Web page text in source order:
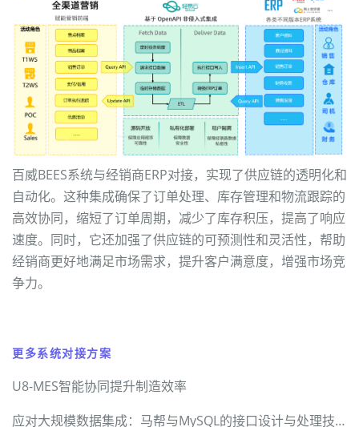
百威BEES系统与经销商ERP对接，实现了供应链的透明化和
自动化。这种集成确保了订单处理、库存管理和物流跟踪的
高效协同，缩短了订单周期，减少了库存积压，提高了响应
速度。同时，它还加强了供应链的可预测性和灵活性，帮助
经销商更好地满足市场需求，提升客户满意度，增强市场竞
争力。
更多系统对接方案
U8-MES智能协同提升制造效率
应对大规模数据集成：马帮与MySQL的接口设计与处理技术